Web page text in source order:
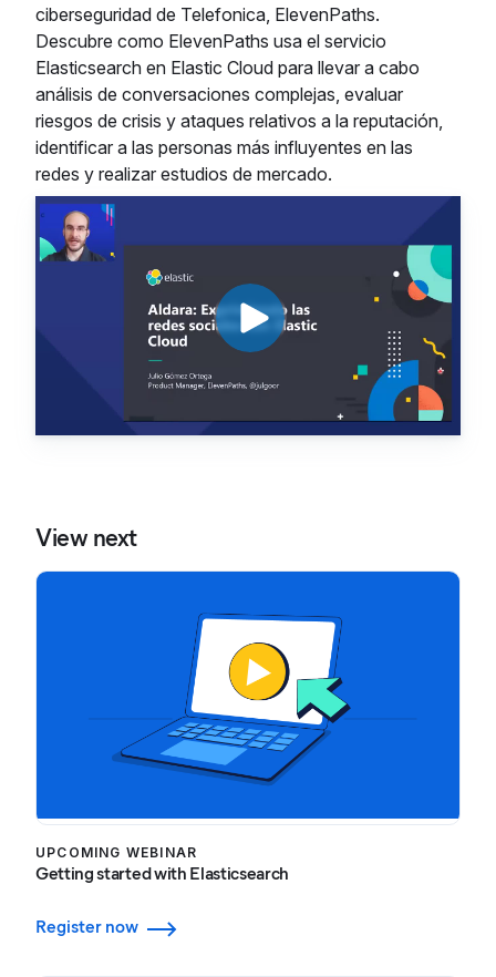
ciberseguridad de Telefonica, ElevenPaths.
Descubre como ElevenPaths usa el servicio
Elasticsearch en Elastic Cloud para llevar a cabo
análisis de conversaciones complejas, evaluar
riesgos de crisis y ataques relativos a la reputación,
identificar a las personas más influyentes en las
redes y realizar estudios de mercado.
View next
UPCOMING WEBINAR
Getting started with Elasticsearch
Register now